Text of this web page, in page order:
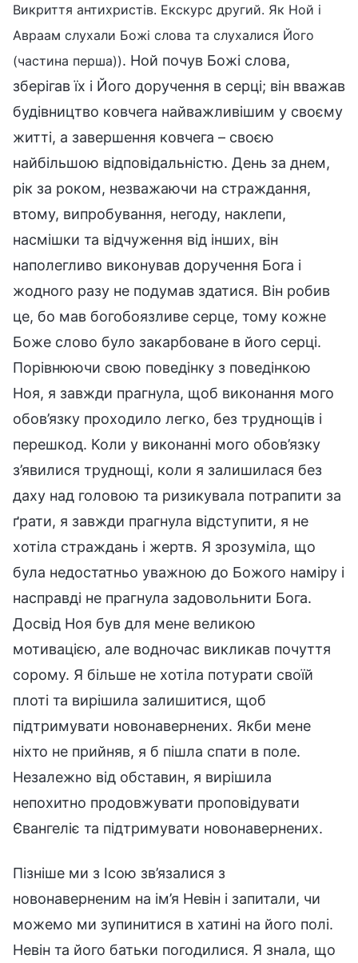
Викриття антихристів. Екскурс другий. Як Ной і
Авраам слухали Божі слова та слухалися Його
(частина перша)). Ной почув Божі слова,
зберігав їх і Його доручення в серці; він вважав
будівництво ковчега найважливішим у своєму
житті, а завершення ковчега – своєю
найбільшою відповідальністю. День за днем,
рік за роком, незважаючи на страждання,
втому, випробування, негоду, наклепи,
насмішки та відчуження від інших, він
наполегливо виконував доручення Бога і
жодного разу не подумав здатися. Він робив
це, бо мав богобоязливе серце, тому кожне
Боже слово було закарбоване в його серці.
Порівнюючи свою поведінку з поведінкою
Ноя, я завжди прагнула, щоб виконання мого
обов’язку проходило легко, без труднощів і
перешкод. Коли у виконанні мого обов’язку
з’явилися труднощі, коли я залишилася без
даху над головою та ризикувала потрапити за
ґрати, я завжди прагнула відступити, я не
хотіла страждань і жертв. Я зрозуміла, що
була недостатньо уважною до Божого наміру і
насправді не прагнула задовольнити Бога.
Досвід Ноя був для мене великою
мотивацією, але водночас викликав почуття
сорому. Я більше не хотіла потурати своїй
плоті та вирішила залишитися, щоб
підтримувати новонавернених. Якби мене
ніхто не прийняв, я б пішла спати в поле.
Незалежно від обставин, я вирішила
непохитно продовжувати проповідувати
Євангеліє та підтримувати новонавернених.
Пізніше ми з Ісою зв’язалися з
новонаверненим на ім’я Невін і запитали, чи
можемо ми зупинитися в хатині на його полі.
Невін та його батьки погодилися. Я знала, що